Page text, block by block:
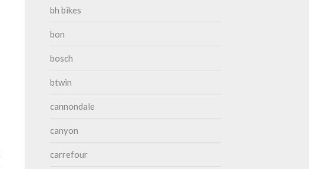
bh bikes
bon
bosch
btwin
cannondale
canyon
carrefour